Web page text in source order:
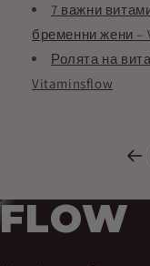
7 важни
бременни жени –
Ролята на
Vitaminsflow
FLOW